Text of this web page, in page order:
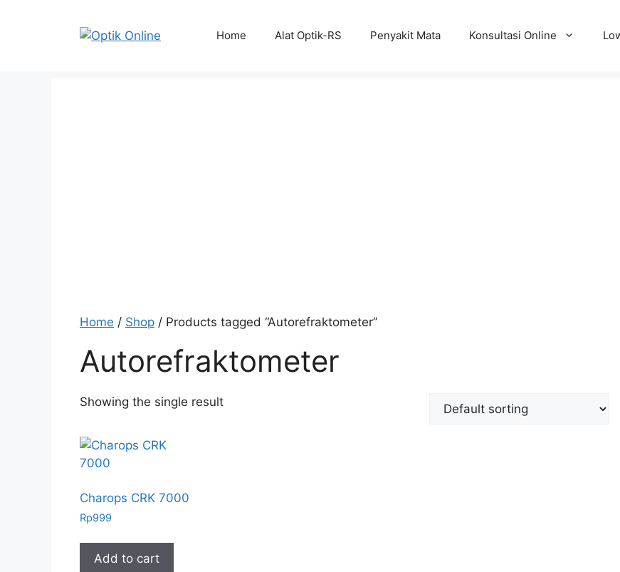
Home Alat Optik-RS Penyakit Mata Konsultasi Online
Home / Shop / Products tagged “Autorefraktometer”
Autorefraktometer
Showing the single result
Charops CRK 7000
Rp999
Add to cart